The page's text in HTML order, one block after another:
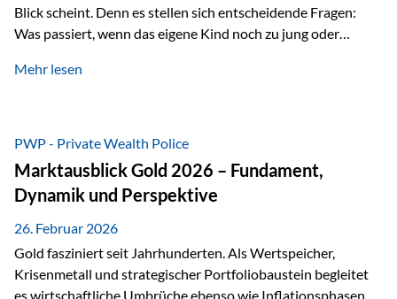
Blick scheint. Denn es stellen sich entscheidende Fragen:
Was passiert, wenn das eigene Kind noch zu jung oder
verwalten? Wie kann verhindert werden, dass Ex-Partner,
unbürokratisch übertragen, ohne ausschließlich auf ein
Testament angewiesen zu sein? Wenn klassische Lösungen
nicht ausreichen Traditionelle Nachlassregelungen stoßen
oft…
Mehr lesen
PWP - Private Wealth Police
Marktausblick Gold 2026 – Fundament,
Dynamik und Perspektive
26. Februar 2026
Gold fasziniert seit Jahrhunderten. Als Wertspeicher,
Krisenmetall und strategischer Portfoliobaustein begleitet
es wirtschaftliche Umbrüche ebenso wie Inflationsphasen.